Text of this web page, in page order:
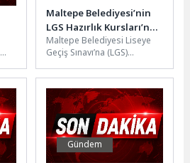
Maltepe Belediyesi’nin
LGS Hazırlık Kursları’na
başvuruları başladı
Maltepe Belediyesi Liseye
Geçiş Sınavı’na (LGS)
öğrenciler için ücretsiz LGS
Hazırlık Kursları
düzenliyor.Maltepe...
Gündem